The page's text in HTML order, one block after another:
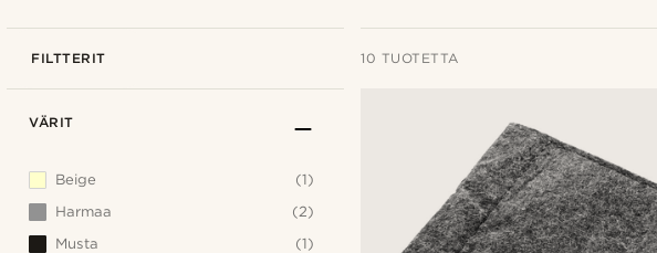
FILTTERIT 10 TUOTETTA
VÄRIT
Beige
(1)
Harmaa
(2)
Musta
(1)